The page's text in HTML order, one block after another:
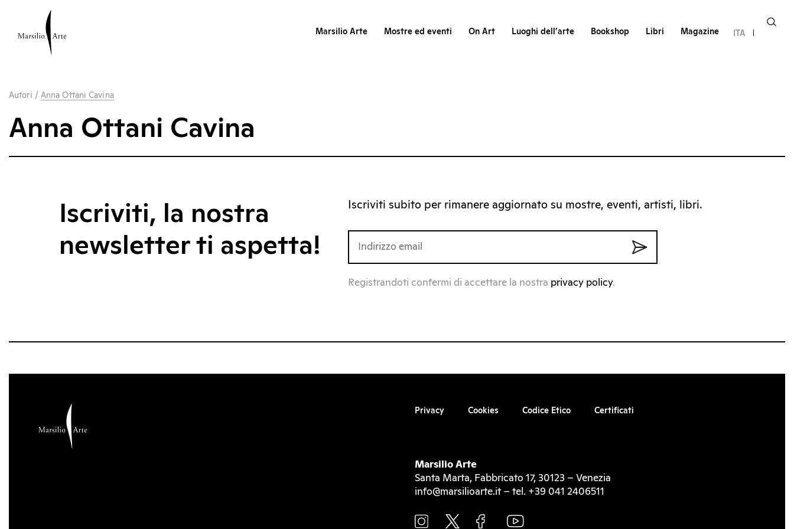
Marsilio Arte Mostre ed eventi On Art Luoghi dell’arte Bookshop Libri Magazine ITA
Autori / Anna Ottani Cavina
Anna Ottani Cavina
Iscriviti, la nostra
newsletter ti aspetta!
Iscriviti subito per rimanere aggiornato su mostre, eventi, artisti, libri.
Registrandoti confermi di accettare la nostra privacy policy.
Privacy Cookies Codice Etico Certificati
Marsilio Arte
Santa Marta, Fabbricato 17, 30123 – Venezia
info@marsilioarte.it – tel. +39 041 2406511